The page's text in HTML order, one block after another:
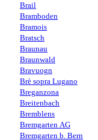
Brail
Bramboden
Bramois
Bratsch
Braunau
Braunwald
Bravuogn
Brè sopra Lugano
Breganzona
Breitenbach
Bremblens
Bremgarten AG
Bremgarten b. Bern